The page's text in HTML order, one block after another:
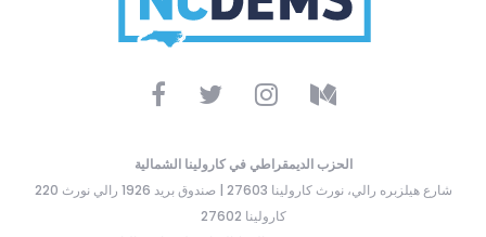
الحزب الديمقراطي في كارولينا الشمالية
220 شارع هيلزبره رالي، نورث كارولينا 27603 | صندوق بريد 1926 رالي نورث
كارولينا 27602